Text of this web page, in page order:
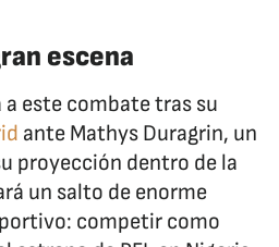
escena
a este combate tras su
ante Mathys Duragrin, un
proyección dentro de la
un salto de enorme
competir como